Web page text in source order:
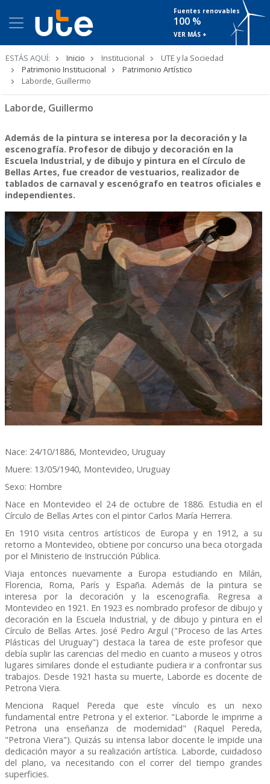
Fuentes renovables
100 %
VER MÁS +
ESTÁS AQUÍ: Inicio Institucional
UTE y la Sociedad
Patrimonio Institucional
Patrimonio Artístico
Laborde, Guillermo
Laborde, Guillermo
Además de la pintura se interesa por la decoración y la
escenografía. Profesor de dibujo y decoración en la
Escuela Industrial, y de dibujo y pintura en el Círculo de
Bellas Artes, fue creador de vestuarios, realizador de
tablados de carnaval y escenógrafo en teatros oficiales e
independientes.
Nace: 24/10/1886, Montevideo, Uruguay
Muere: 13/05/1940, Montevideo, Uruguay
Sexo: Hombre
Nace en Montevideo el 24 de octubre de 1886. Estudia en el
Círculo de Bellas Artes con el pintor Carlos María Herrera.
En 1910 visita centros artísticos de Europa y en 1912, a su
retorno a Montevideo, obtiene por concurso una beca otorgada
por el Ministerio de Instrucción Pública.
Viaja entonces nuevamente a Europa estudiando en Milán,
Florencia, Roma, París y España. Además de la pintura se
interesa por la decoración y la escenografía. Regresa a
Montevideo en 1921. En 1923 es nombrado profesor de dibujo y
decoración en la Escuela Industrial, y de dibujo y pintura en el
Círculo de Bellas Artes. José Pedro Argul ("Proceso de las Artes
Plásticas del Uruguay") destaca la tarea de este profesor que
debía suplir las carencias del medio en cuanto a museos y otros
lugares similares donde el estudiante pudiera ir a confrontar sus
trabajos. Desde 1921 hasta su muerte, Laborde es docente de
Petrona Viera.
Menciona Raquel Pereda que este vínculo es un nexo
fundamental entre Petrona y el exterior. "Laborde le imprime a
Petrona una enseñanza de modernidad" (Raquel Pereda,
"Petrona Viera"). Quizás su intensa labor docente le impide una
dedicación mayor a su realización artística. Laborde, cuidadoso
del plano, va necesitando con el correr del tiempo grandes
superficies.